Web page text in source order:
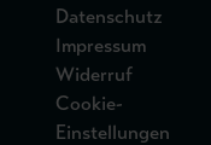
Datenschutz
Impressum
Widerruf
Cookie-
Einstellungen